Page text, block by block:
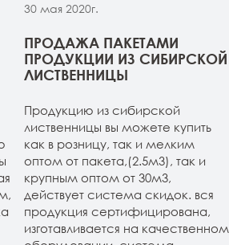
30 мая 2020г.
ПРОДАЖА ПАКЕТАМИ
ПРОДУКЦИИ ИЗ СИБИРСКОЙ
ЛИСТВЕННИЦЫ
Продукцию из сибирской
лиственницы вы можете купить
как в розницу, так и мелким
оптом от пакета,(2.5м3), так и
крупным оптом от 30м3,
действует система скидок. вся
продукция сертифицирована,
изготавливается на качественном